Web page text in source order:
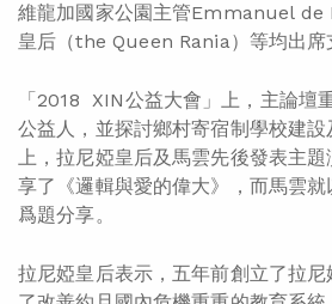
維龍加國家公園主管Emmanuel de
皇后（the Queen Rania）等均出席
「2018 XIN公益大會」上，主論壇
公益人，並探討鄉村寄宿制學校建
上，拉尼婭皇后及馬雲先後發表主
享了《邏輯與愛的偉大》，而馬雲就
爲題分享。
拉尼婭皇后表示，五年前創立了拉